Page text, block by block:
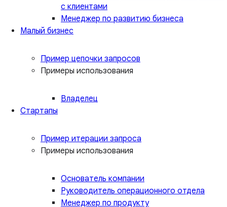
с клиентами
Менеджер по развитию бизнеса
Малый бизнес
Пример цепочки запросов
Примеры использования
Владелец
Стартапы
Пример итерации запроса
Примеры использования
Основатель компании
Руководитель операционного отдела
Менеджер по продукту